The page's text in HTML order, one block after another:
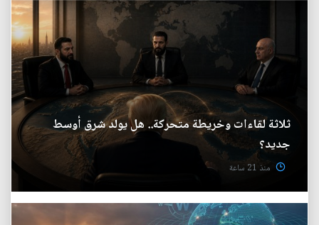
ثلاثة لقاءات وخريطة متحركة.. هل يولد شرق أوسط
جديد؟
منذ 21 ساعة